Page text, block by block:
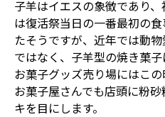
子羊はイエスの象徴であり
は復活祭当日の一番最初の
たそうですが、近年では動
ではなく、子羊型の焼き菓子
お菓子グッズ売り場にはこの
お菓子屋さんでも店頭に粉
キを目にします。